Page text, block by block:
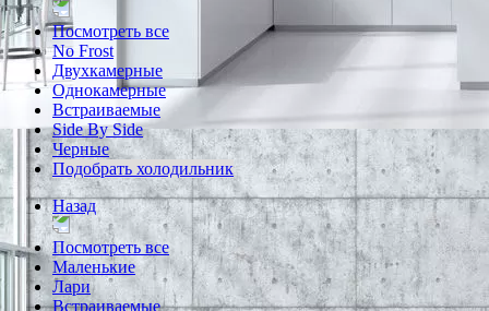
Посмотреть все
No Frost
Двухкамерные
Однокамерные
Встраиваемые
Side By Side
Черные
Подобрать холодильник
Назад
Посмотреть все
Маленькие
Лари
Встраиваемые